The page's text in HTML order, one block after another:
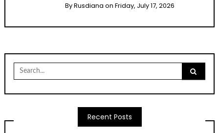
ByRusdiana onFriday, July 17, 2026
Search
for:
Recent Posts